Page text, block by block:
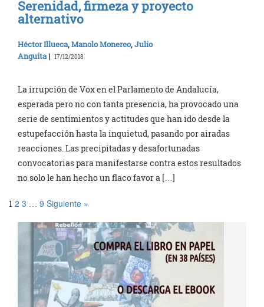
Serenidad, firmeza y proyecto
alternativo
Héctor Illueca,Manolo Monereo,Julio
Anguita | 17/12/2018
La irrupción de Vox en el Parlamento de Andalucía,
esperada pero no con tanta presencia, ha provocado una
serie de sentimientos y actitudes que han ido desde la
estupefacción hasta la inquietud, pasando por airadas
reacciones. Las precipitadas y desafortunadas
convocatorias para manifestarse contra estos resultados
no solo le han hecho un flaco favor a […]
1 2 3 9 Siguiente »